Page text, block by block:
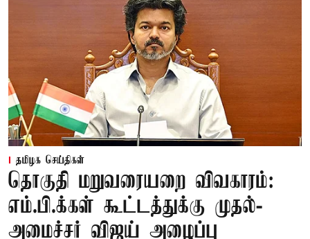
தமிழக செய்திகள்
தொகுதி மறுவரையறை விவகாரம்:
எம்.பி.க்கள் கூட்டத்துக்கு முதல்-
அமைச்சர் விஜய் அழைப்பு